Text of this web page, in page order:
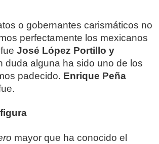
o gobernantes carismáticos no
perfectamente los mexicanos
José López Portillo y
duda alguna ha sido uno de los
padecido. Enrique Peña
mayor que ha conocido el